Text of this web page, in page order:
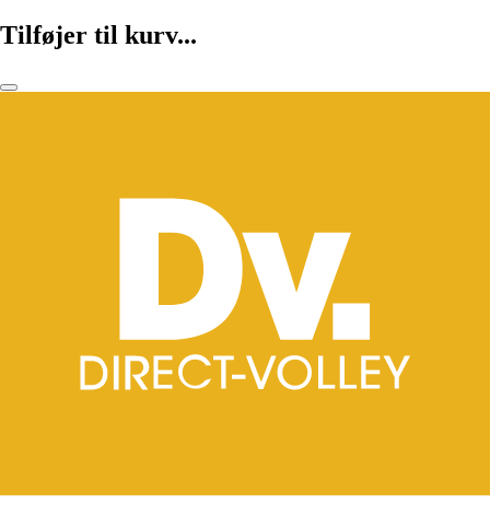
Tilføjer til kurv...